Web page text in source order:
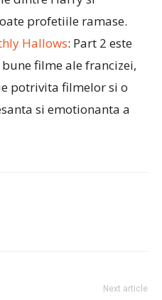
profetiile ramase.
Hallows: Part 2 este
filme ale francizei,
potrivita filmelor si o
si emotionanta a
Next article